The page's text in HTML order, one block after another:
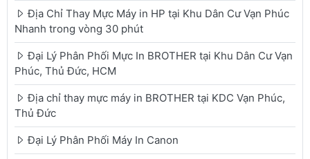
Địa Chỉ Thay Mực Máy in HP tại Khu Dân Cư Vạn Phúc
Nhanh trong vòng 30 phút
Đại Lý Phân Phối Mực In BROTHER tại Khu Dân Cư Vạn
Phúc, Thủ Đức, HCM
Địa chỉ thay mực máy in BROTHER tại KDC Vạn Phúc,
Thủ Đức
Đại Lý Phân Phối Máy In Canon